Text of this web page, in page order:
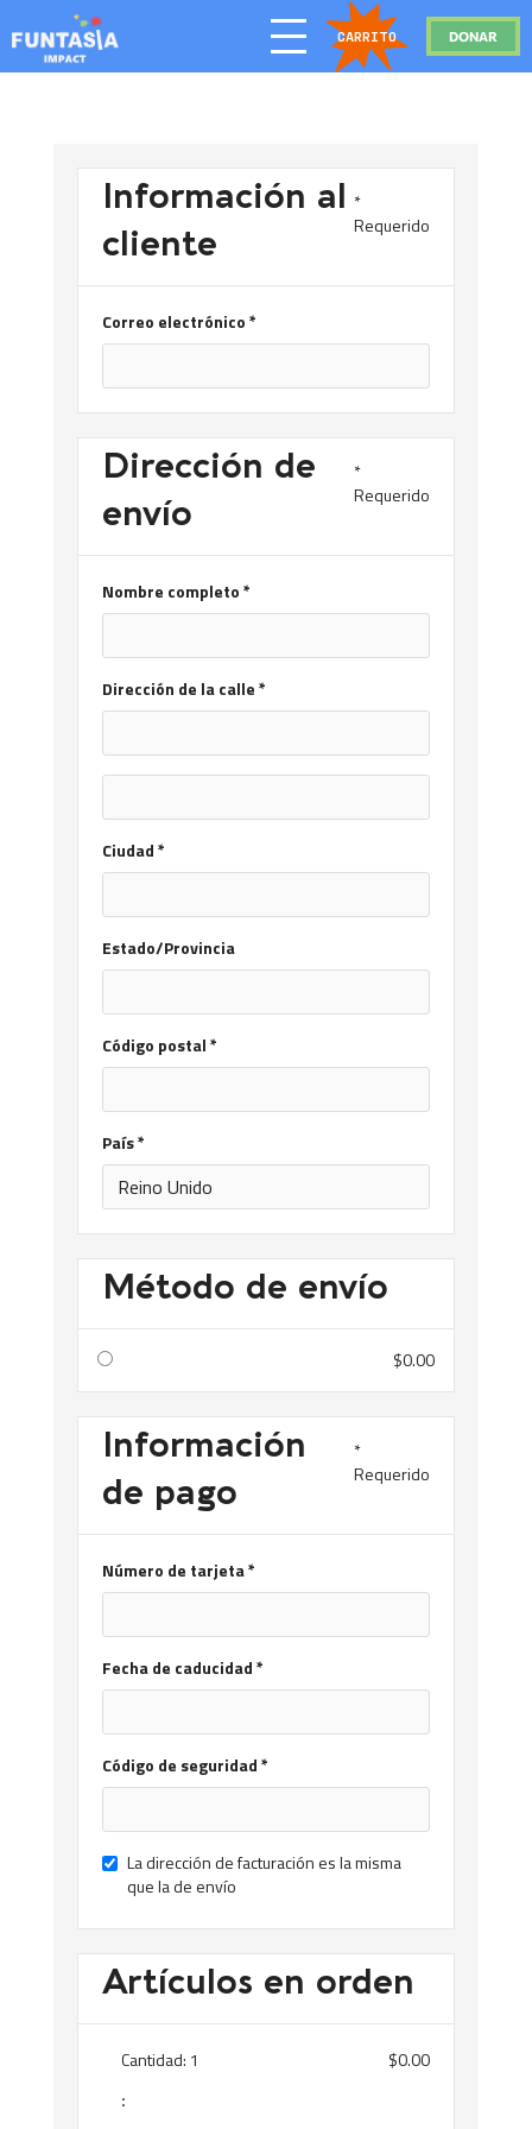
CARRITO DONAR
Información al
cliente
*
Requerido
Correo electrónico *
Dirección de
envío
*
Requerido
Nombre completo *
Dirección de la calle *
Ciudad *
Estado/Provincia
Código postal *
País *
Método de envío
$0.00
Información
de pago
*
Requerido
Número de tarjeta *
Fecha de caducidad *
Código de seguridad *
La dirección de facturación es la misma
que la de envío
Artículos en orden
1
:
$0.00